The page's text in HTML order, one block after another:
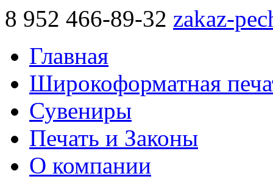
8 952 466-89-32 zakaz-
Главная
Широкоформатная
Сувениры
Печать и Законы
О компании